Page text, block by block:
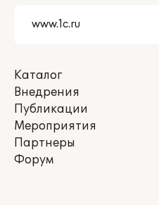
Каталог
Внедрения
Публикации
Мероприятия
Партнеры
Форум